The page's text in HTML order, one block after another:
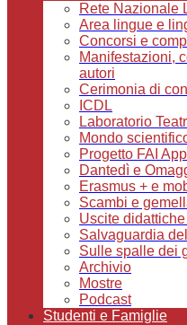
Rete Nazionale
Area lingue e
Concorsi e
Manifestazioni,
autori
Cerimonia di
ICDL
Laboratorio
Mondo
Progetto FAI
Dantedì e
Erasmus + e
Scambi e
Uscite
Salvaguardia
Sulle spalle dei
Archivio
Mostre
Podcast
Studenti e Famiglie